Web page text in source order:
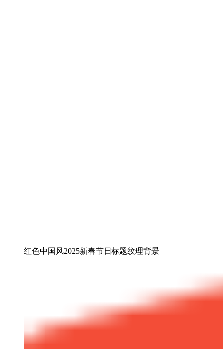
红色中国风2025新春节日标题纹理背景